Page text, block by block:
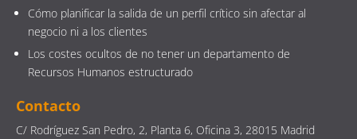
Cómo planificar la salida de un perfil crítico sin afectar al
negocio ni a los clientes
Los costes ocultos de no tener un departamento de
Recursos Humanos estructurado
Contacto
C/ Rodríguez San Pedro, 2, Planta 6, Oficina 3, 28015 Madrid